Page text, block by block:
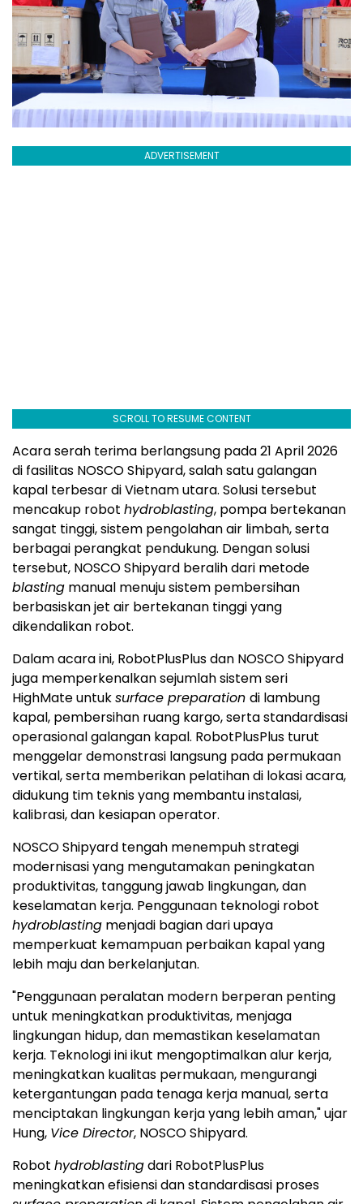
ADVERTISEMENT
SCROLL TO RESUME CONTENT
Acara serah terima berlangsung pada 21 April 2026
di fasilitas NOSCO Shipyard, salah satu galangan
kapal terbesar di Vietnam utara. Solusi tersebut
mencakup robot hydroblasting, pompa bertekanan
sangat tinggi, sistem pengolahan air limbah, serta
berbagai perangkat pendukung. Dengan solusi
tersebut, NOSCO Shipyard beralih dari metode
blasting manual menuju sistem pembersihan
berbasiskan jet air bertekanan tinggi yang
dikendalikan robot.
Dalam acara ini, RobotPlusPlus dan NOSCO Shipyard
juga memperkenalkan sejumlah sistem seri
HighMate untuksurface preparation di lambung
kapal, pembersihan ruang kargo, serta standardisasi
operasional galangan kapal. RobotPlusPlus turut
menggelar demonstrasi langsung pada permukaan
vertikal, serta memberikan pelatihan di lokasi acara,
didukung tim teknis yang membantu instalasi,
kalibrasi, dan kesiapan operator.
NOSCO Shipyard tengah menempuh strategi
modernisasi yang mengutamakan peningkatan
produktivitas, tanggung jawab lingkungan, dan
keselamatan kerja. Penggunaan teknologi robot
hydroblasting menjadi bagian dari upaya
memperkuat kemampuan perbaikan kapal yang
lebih maju dan berkelanjutan.
"Penggunaan peralatan modern berperan penting
untuk meningkatkan produktivitas, menjaga
lingkungan hidup, dan memastikan keselamatan
kerja. Teknologi ini ikut mengoptimalkan alur kerja,
meningkatkan kualitas permukaan, mengurangi
ketergantungan pada tenaga kerja manual, serta
menciptakan lingkungan kerja yang lebih aman," ujar
Hung, Vice Director, NOSCO Shipyard.
Robot hydroblastingdari RobotPlusPlus
meningkatkan efisiensi dan standardisasi proses